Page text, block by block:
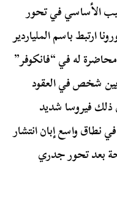
الأساسي في تحور
ارتبط باسم الملياردير
” الذي قال في 2015 في محاضرة له في “فانكوفر”
شخص في العقود
ذلك فيروسا شديد
نطاق واسع إبان انتشار
بعد تحور جدري